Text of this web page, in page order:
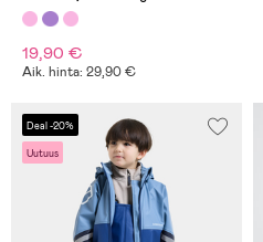
Ginger/Lotus
19,90 €
Aik. hinta: 29,90 €
Deal -20%
Uutuus